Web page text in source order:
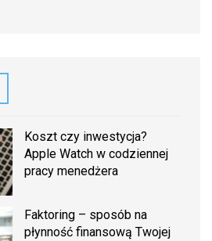
Koszt czy inwestycja?
Apple Watch w codziennej
pracy menedżera
Faktoring – sposób na
płynność finansową Twojej